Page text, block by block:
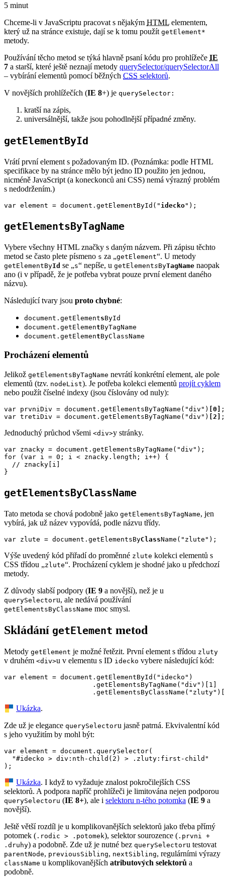
5 minut
Chceme-li v JavaScriptu pracovat s nějakým HTML elementem,
který už na stránce existuje, dají se k tomu použít getElement*
metody.
Používání těcho metod se týká hlavně psaní kódu pro prohlížeče IE
7 a starší, které ještě neznají metody querySelector/querySelectorAll
– vybírání elementů pomocí běžných CSS selektorů.
V novějších prohlížečích (IE 8+) je querySelector:
kratší na zápis,
universálnější, takže jsou pohodlnější případné změny.
getElementById
Vrátí první element s požadovaným ID. (Poznámka: podle HTML
specifikace by na stránce mělo být jedno ID použito jen jednou,
nicméně JavaScript (a koneckonců ani CSS) nemá výrazný problém
s nedodržením.)
var element = document.getElementById(" idecko");
getElementsByTagName
Vybere všechny HTML značky s daným názvem. Při zápisu těchto
metod se často plete písmeno s za „getElement“. U metody
getElementById se „s“ nepíše, u getElementsByTagName naopak
ano (i v případě, že je potřeba vybrat pouze první element daného
názvu).
Následující tvary jsou proto chybné:
document.getElementsById
document.getElementByTagName
document.getElementByClassName
Procházení elementů
Jelikož getElementsByTagName nevrátí konkrétní element, ale pole
elementů (tzv. nodeList). Je potřeba kolekci elementů projít cyklem
nebo použít číselné indexy (jsou číslovány od nuly):
var prvniDiv = document.getElementsByTagName("div") [0]
;
var tretiDiv = document.getElementsByTagName("div")
[2] ;
Jednoduchý průchod všemi <div>y stránky.
var znacky = document.getElementsByTagName("div");
for (var i = 0; i < znacky.length; i++) {
  // znacky[i]
}
getElementsByClassName
Tato metoda se chová podobně jako getElementsByTagName, jen
vybírá, jak už název vypovídá, podle názvu třídy.
var zlute = document.getElementsByClassName ("zlute");
Výše uvedený kód přiřadí do proměnné zlute kolekci elementů s
CSS třídou „zlute“. Procházení cyklem je shodné jako u předchozí
metody.
Z důvody slabší podpory (IE 9 a novější), než je u
querySelectoru, ale nedává používání
getElementsByClassName moc smysl.
Skládání getElement metod
Metody getElement je možné řetězit. První element s třídou zluty
v druhém <div>u v elementu s ID idecko vybere následující kód:
var element = document.getElementById("idecko")
                      .getElementsByTagName("div")[1]
Ukázka.
Zde už je elegance querySelectoru jasně patrná. Ekvivalentní kód
s jeho využitím by mohl být:
var element = document.querySelector(
  "#idecko > div:nth-child(2) > .zluty:first-child"
);
Ukázka. I když to vyžaduje znalost pokročilejších CSS
selektorů. A podpora napříč prohlížeči je limitována nejen podporou
querySelectoru (IE 8+), ale i selektoru n-tého potomka (IE 9 a
novější).
Ještě větší rozdíl je u komplikovanějších selektorů jako třeba přímý
potomek ( .rodic > .potomek), selektor sourozence ( .prvni +
.druhy) a podobně. Zde už je nutné bez querySelectoru testovat
parentNode, previousSibling, nextSibling, regulárními výrazy
className u komplikovanějších atributových selektorů a
podobně.